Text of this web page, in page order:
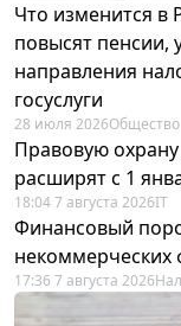
Что изменится в
повысят пенсии,
направления
госуслуги
28 июля 2026Общество
Правовую
расширят с 1
18:04 7 августа 2026IT
Финансовый
некоммерческих
17:36 7 августа 2026